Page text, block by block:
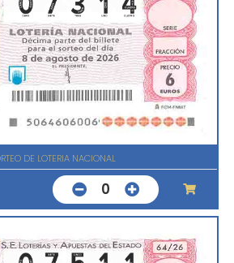
DE LOTERIA NACIONAL
0